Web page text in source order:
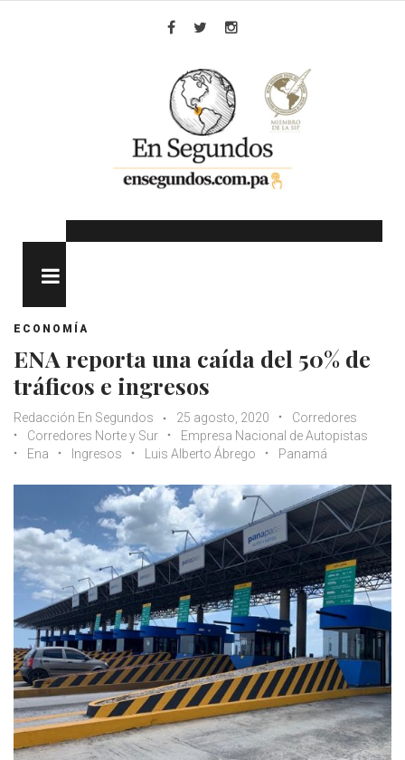
ECONOMÍA
ENA reporta una caída del 50% de
tráficos e ingresos
Redacción En Segundos 25 agosto, 2020
Corredores
Corredores Norte y Sur
Empresa Nacional de Autopistas
Ena
Ingresos Luis Alberto Ábrego Panamá